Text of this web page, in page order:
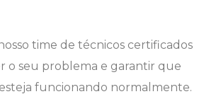
time de técnicos certificados
o seu problema e garantir que
funcionando normalmente.